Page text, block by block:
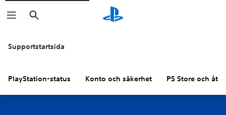
Sök
Supportstartsida
PlayStation-status Konto och säkerhet PS Store och